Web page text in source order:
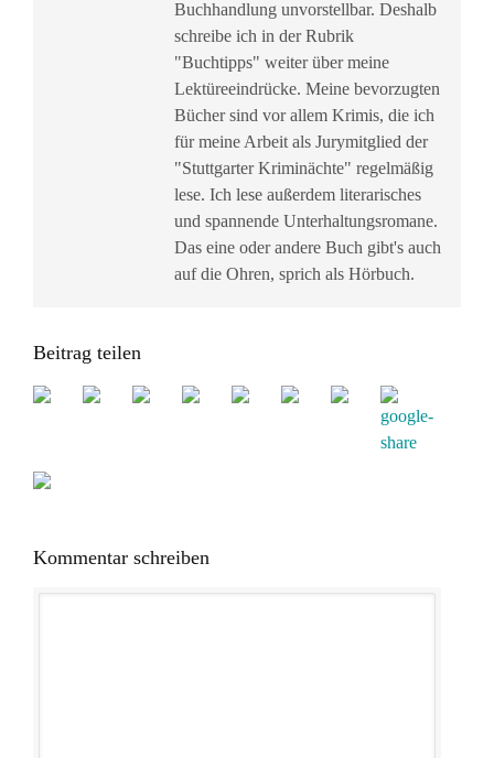
Buchhandlung unvorstellbar. Deshalb
schreibe ich in der Rubrik
"Buchtipps" weiter über meine
Lektüreeindrücke. Meine bevorzugten
Bücher sind vor allem Krimis, die ich
für meine Arbeit als Jurymitglied der
"Stuttgarter Kriminächte" regelmäßig
lese. Ich lese außerdem literarisches
und spannende Unterhaltungsromane.
Das eine oder andere Buch gibt's auch
auf die Ohren, sprich als Hörbuch.
Beitrag teilen
Kommentar schreiben